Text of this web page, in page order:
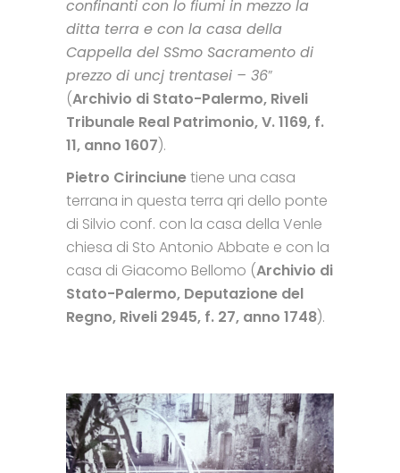
confinanti con lo fiumi in mezzo la
ditta terra e con la casa della
Cappella del SSmo Sacramento di
prezzo di uncj trentasei – 36”
(Archivio di Stato-Palermo, Riveli
Tribunale Real Patrimonio, V. 1169, f.
11, anno 1607).
Pietro Cirinciunetiene una casa
terrana in questa terra qri dello ponte
di Silvio conf. con la casa della Venle
chiesa di Sto Antonio Abbate e con la
casa di Giacomo Bellomo (Archivio di
Stato-Palermo, Deputazione del
Regno, Riveli 2945, f. 27, anno 1748).